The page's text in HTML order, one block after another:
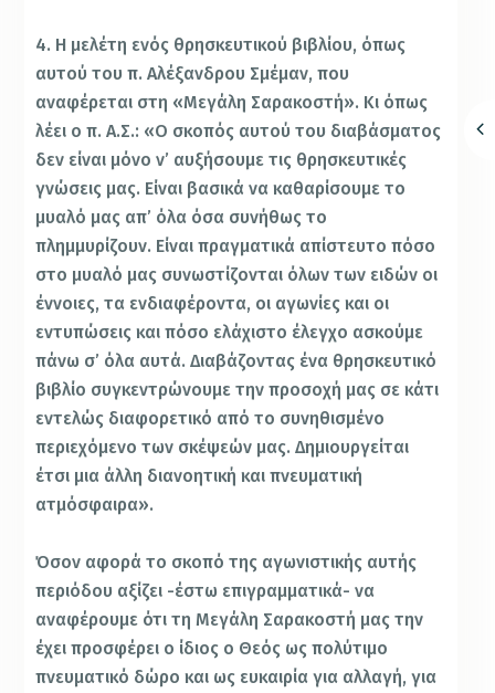
4. Η μελέτη ενός θρησκευτικού βιβλίου, όπως
αυτού του π. Αλέξανδρου Σμέμαν, που
αναφέρεται στη «Μεγάλη Σαρακοστή». Κι όπως
λέει ο π. Α.Σ.: «Ο σκοπός αυτού του διαβάσματος
δεν είναι μόνο ν’ αυξήσουμε τις θρησκευτικές
γνώσεις μας. Είναι βασικά να καθαρίσουμε το
μυαλό μας απ’ όλα όσα συνήθως το
πλημμυρίζουν. Είναι πραγματικά απίστευτο πόσο
στο μυαλό μας συνωστίζονται όλων των ειδών οι
έννοιες, τα ενδιαφέροντα, οι αγωνίες και οι
εντυπώσεις και πόσο ελάχιστο έλεγχο ασκούμε
πάνω σ’ όλα αυτά. Διαβάζοντας ένα θρησκευτικό
βιβλίο συγκεντρώνουμε την προσοχή μας σε κάτι
εντελώς διαφορετικό από το συνηθισμένο
περιεχόμενο των σκέψεών μας. Δημιουργείται
έτσι μια άλλη διανοητική και πνευματική
ατμόσφαιρα».
Όσον αφορά το σκοπό της αγωνιστικής αυτής
περιόδου αξίζει -έστω επιγραμματικά- να
αναφέρουμε ότι τη Μεγάλη Σαρακοστή μας την
έχει προσφέρει ο ίδιος ο Θεός ως πολύτιμο
πνευματικό δώρο και ως ευκαιρία για αλλαγή, για